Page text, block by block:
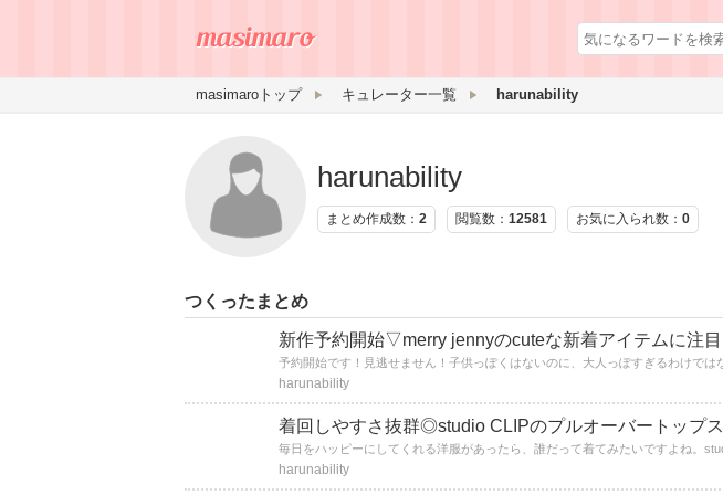
masimaroトップ キュレーター一覧 harunability
harunability
まとめ作成数： 2 閲覧数： 12581 お気に入られ数： 0
つくったまとめ
新作予約開始▽merry jennyのcuteな新着アイテムに注目
harunability
着回しやすさ抜群◎studio CLIPのプルオーバートップス
harunability